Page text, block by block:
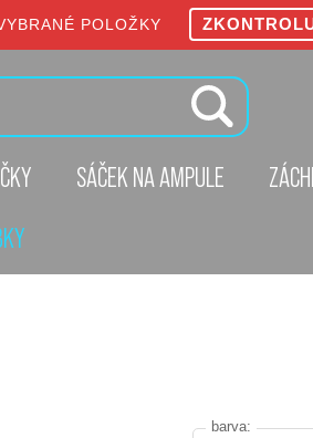
POLOŽKY
SÁČEK NA AMPULE
barva: